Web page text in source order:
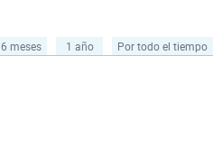
6 meses 1 año Por todo el tiempo